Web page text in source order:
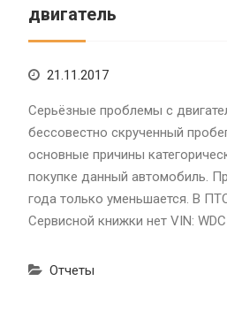
двигатель
21.11.2017
Серьёзные проблемы с
бессовестно скрученный
основные причины
покупке данный автомобиль.
года только уменьшается. В
Сервисной книжки нет VIN:
Отчеты